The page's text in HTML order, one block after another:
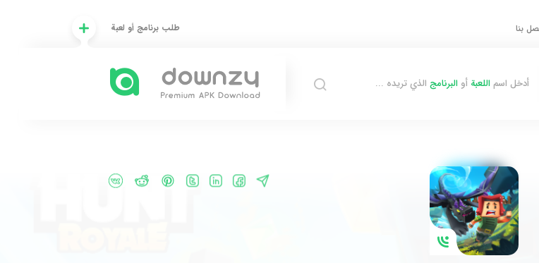
بنا طلب برنامج أو لعبة
أدخل اسم اللعبة أو البرنامج الذي تريده ...